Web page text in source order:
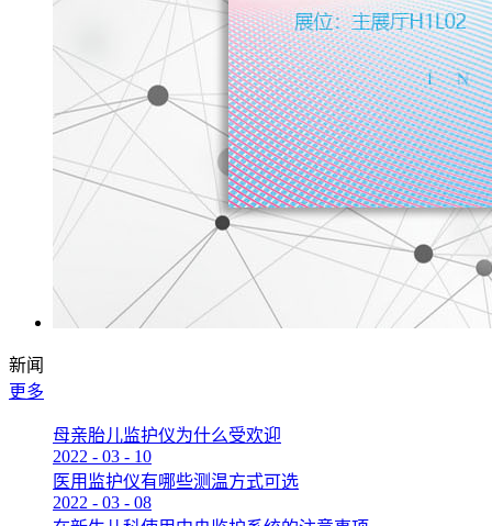
新闻
更多
母亲胎儿监护仪为什么受欢迎
2022 - 03 - 10
医用监护仪有哪些测温方式可选
2022 - 03 - 08